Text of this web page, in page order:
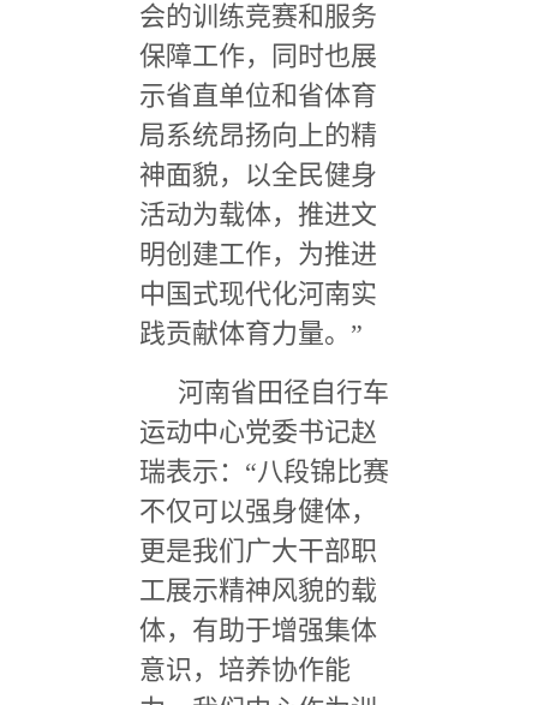
会的训练竞赛和服务
保障工作，同时也展
示省直单位和省体育
局系统昂扬向上的精
神面貌，以全民健身
活动为载体，推进文
明创建工作，为推进
中国式现代化河南实
践贡献体育力量。 ”
河南省田径自行车
运动中心党委书记赵
瑞表示： “八段锦比赛
不仅可以强身健体，
更是我们广大干部职
工展示精神风貌的载
体，有助于增强集体
意识，培养协作能